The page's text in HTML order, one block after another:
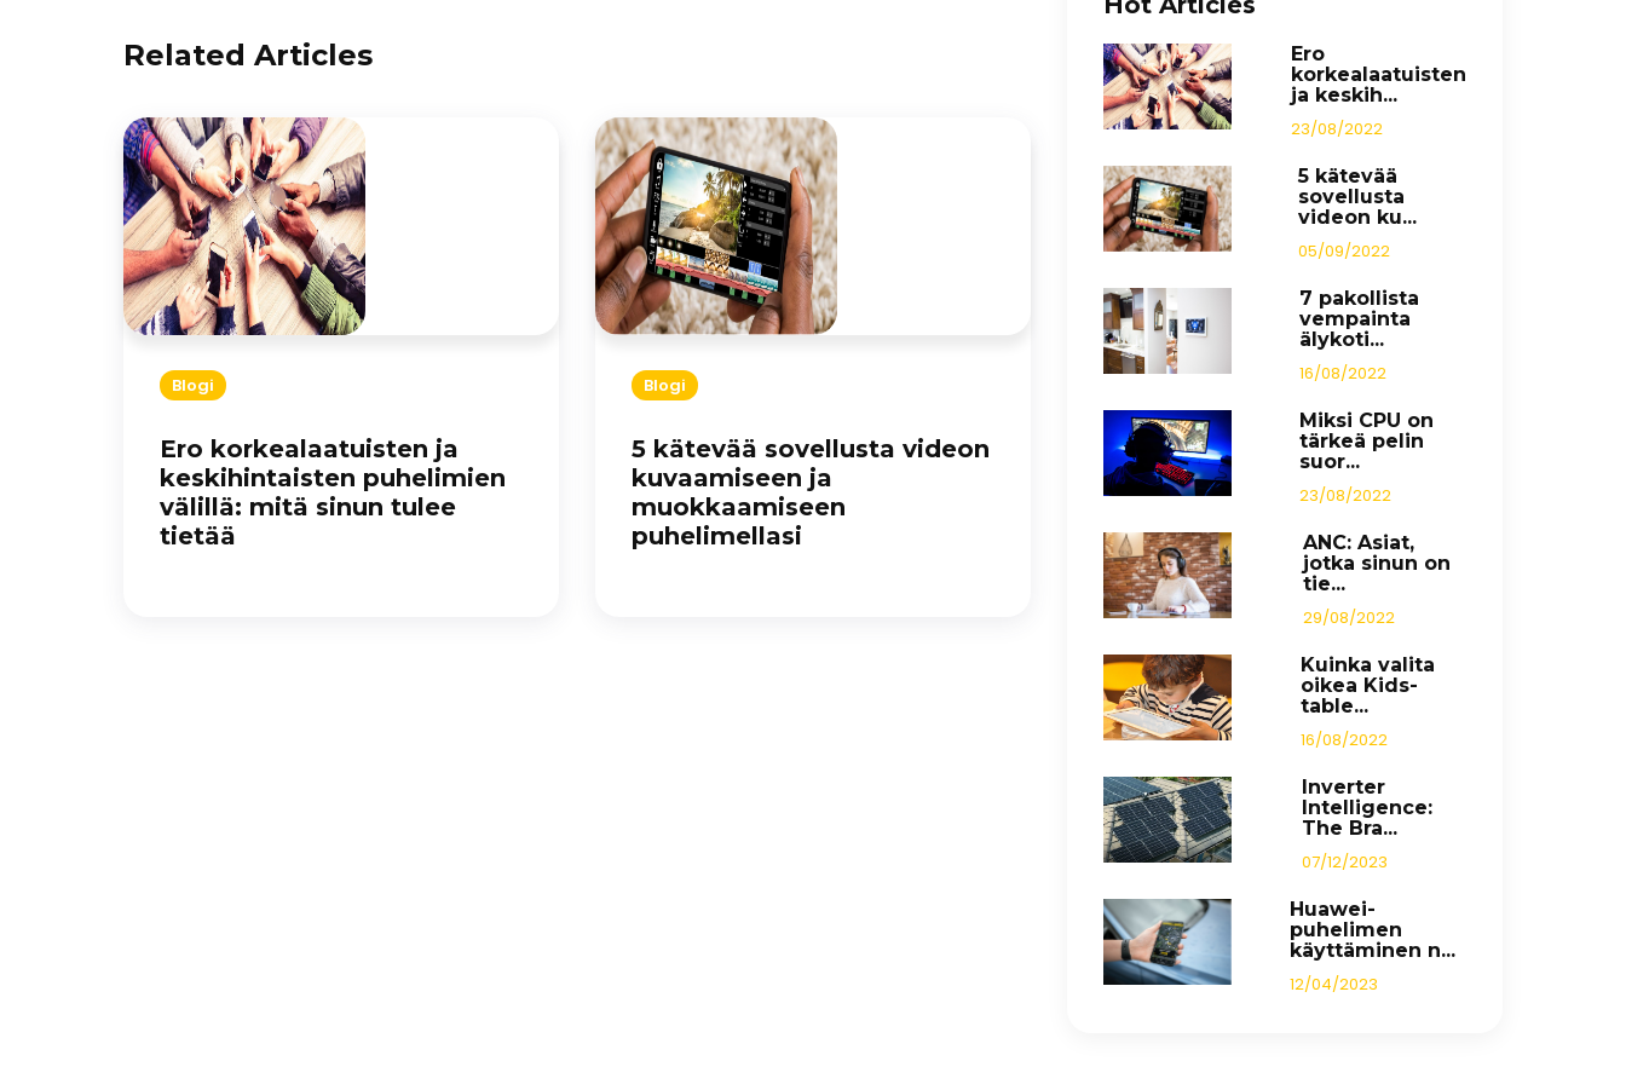
Related Articles
Blogi
Ero korkealaatuisten ja
keskihintaisten puhelimien
välillä: mitä sinun tulee
tietää
Blogi
5 kätevää sovellusta videon
kuvaamiseen ja
muokkaamiseen
puhelimellasi
Ero
korkealaatuisten
ja keskih...
23/08/2022
5 kätevää
sovellusta
videon ku...
05/09/2022
7 pakollista
vempainta
älykoti...
16/08/2022
Miksi CPU on
tärkeä pelin
suor...
23/08/2022
ANC: Asiat,
jotka sinun on
tie...
29/08/2022
Kuinka valita
oikea Kids-
table...
16/08/2022
Inverter
Intelligence:
The Bra...
07/12/2023
Huawei-
puhelimen
käyttäminen n...
12/04/2023